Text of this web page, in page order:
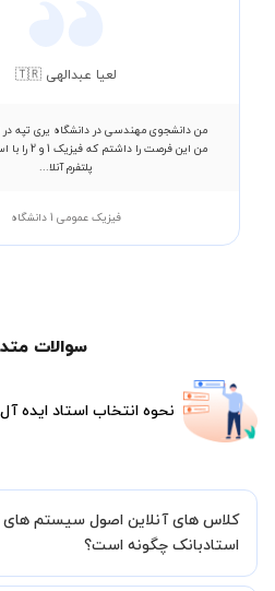
لعیا عبدالهی 🇹🇷
من دانشجوی مهندسی در دانشگاه یری تپه در
من این فرصت را
پلتفرم آنلا...
فیزیک عمومی 1 دانشگاه
سوالات
نحوه انتخاب استاد ایده آل
کلاس های آنلاین اصول سیستم های
استادبانک چگونه است؟